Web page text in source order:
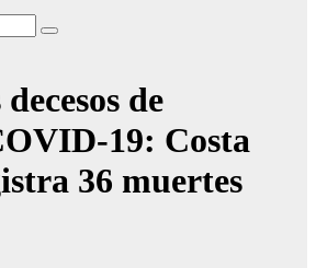
de
19: Costa
36 muertes